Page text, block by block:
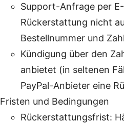
Support-Anfrage per
Rückerstattung nicht
Bestellnummer und
Kündigung über den
anbietet (in seltenen
PayPal-Anbieter eine
Fristen und Bedingungen
Rückerstattungsfrist: